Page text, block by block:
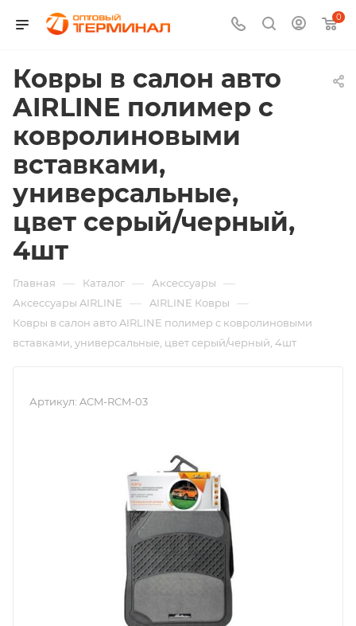
0
Ковры в салон авто
AIRLINE полимер с
ковролиновыми
вставками,
универсальные,
цвет серый/черный,
4шт
Главная — Каталог — Аксессуары —
Аксессуары AIRLINE — AIRLINE Ковры —
Ковры в салон авто AIRLINE полимер с ковролиновыми
вставками, универсальные, цвет серый/черный, 4шт
Артикул: ACM-RCM-03